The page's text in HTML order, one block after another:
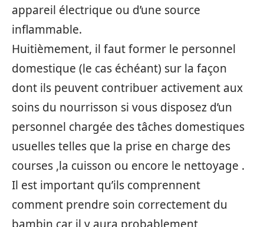
appareil électrique ou d’une source
inflammable.
Huitièmement, il faut former le personnel
domestique (le cas échéant) sur la façon
dont ils peuvent contribuer activement aux
soins du nourrisson si vous disposez d’un
personnel chargée des tâches domestiques
usuelles telles que la prise en charge des
courses ,la cuisson ou encore le nettoyage .
Il est important qu’ils comprennent
comment prendre soin correctement du